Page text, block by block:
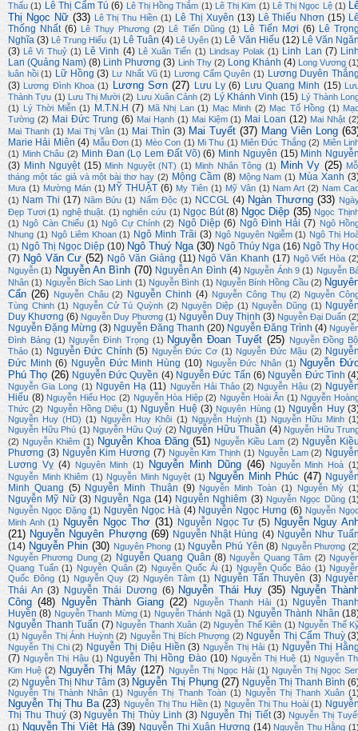
Thấu (1) Lê Thị Cẩm Tú (6) Lê Thị Hồng Thắm (1) Lê Thị Kim (1) Lê Thị Ngọc Lệ (1)
Thị Ngọc Nữ (33) Lê Thị Thu Hiền (1) Lê Thị Xuyên (13) Lê Thiếu Nhơn (15)
Thống Nhất (6) Lê Thụy Phương (2) Lê Tiến Dũng (1) Lê Tiến Mợi (6) Lê
Nghĩa (3) Lê Trung Hiếu (1) Lê Tuân (4) Lê Uyên (1) Lê Văn Hiếu (12) Lê Văn
(3) Lê Vi Thuỷ (1) Lê Vinh (4) Lê Xuân Tiến (1) Lindsay Polak (1) Linh Lan (7)
Lan (Quảng Nam) (8) Linh Phương (3) Linh Thy (2) Long Khánh (4) Long Vương
luân hồi (1) Lữ Hồng (3) Lư Nhất Vũ (1) Lương Cẩm Quyên (1) Lương Duyên
(3) Lương Đình Khoa (1) Lương Sơn (27) Lưu Ly (6) Lưu Quang Minh (15)
Thành Tựu (1) Lưu Thị Mười (2) Lưu Xuân Cảnh (2) Lý Khánh Vinh (15) Lý Thành
(1) Lý Thời Miễn (1) M.T.N.H (7) Mã Nhị Lan (1) Mạc Minh (2) Mạc Tố Hồng (1)
Tường (2) Mai Đức Trung (6) Mai Hạnh (1) Mai Kiệm (1) Mai Loan (12) Mai Nhật
Mai Thanh (1) Mai Thị Vân (1) Mai Thìn (3) Mai Tuyết (37) Mang Viên Long
Marie Hải Miên (4) Mẫu Đơn (1) Mèo Con (1) Mi Thu (1) Miên Đức Thắng (2) Miên
(1) Minh Châu (2) Minh Đan (Lọ Lem Đất Võ) (6) Minh Nguyên (15) Minh
(3) Minh Nguyệt (15) Minh Nguyệt (NT) (1) Minh Nhân Tông (1) Minh Vy (25)
tháng một tác giả và một bài thơ hay (2) Mộng Cầm (8) Mộng Nam (1) Mùa Xanh
Mưa (1) Mường Mán (1) MỸ THUẬT (6) My Tiên (1) Mỹ Vân (1) Nam Art (2) Nam
(1) Nam Thi (17) Năm Bửu (1) Nấm Độc (1) NCCGL (4) Ngàn Thương (33)
Đẹp Tươi (1) nghệ thuật. (1) nghiên cứu (1) Ngọc Bút (8) Ngọc Diệp (35) Ngọc
(1) Ngô Càn Chiểu (1) Ngô Cự Chính (2) Ngô Diệp (6) Ngô Đình Hải (7) Ngô
Nhung (1) Ngô Liêm Khoan (1) Ngô Minh Trãi (3) Ngô Nguyên Ngiễm (1) Ngô Thị
(1) Ngô Thị Ngọc Diệp (10) Ngô Thuý Nga (30) Ngô Thúy Nga (16) Ngô Thy
(7) Ngô Văn Cư (52) Ngô Văn Giảng (11) Ngô Văn Khanh (17) Ngô Viết Hòa
Nguyễn (1) Nguyễn An Bình (70) Nguyễn An Đình (4) Nguyễn Ánh 9 (1) Nguyễn
Nhân (1) Nguyễn Bích Sao Linh (1) Nguyễn Bình (1) Nguyễn Bính Hồng Cầu (2)
Cẩn (26) Nguyễn Châu (2) Nguyễn Chinh (4) Nguyễn Công Thụ (2) Nguyễn
Tùng Chinh (1) Nguyễn Cử Tú Quỳnh (2) Nguyên Diệp (1) Nguyễn Dũng (1)
Duy Khương (6) Nguyễn Duy Phương (1) Nguyễn Duy Thịnh (3) Nguyễn Đại Duẩn
Nguyễn Đặng Mừng (3) Nguyễn Đăng Thanh (20) Nguyễn Đăng Trình (4)
Đình Bảng (1) Nguyễn Đình Trọng (1) Nguyễn Đoan Tuyết (25)
Nguyễn Đồng
Thảo (1) Nguyễn Đức Chính (5) Nguyễn Đức Cơ (1) Nguyễn Đức Mậu (2)
Đức Minh (6) Nguyễn Đức Minh Hùng (10) Nguyễn Đức Nhân (1) Nguyễn
Phú Thọ (26) Nguyễn Đức Quyền (4) Nguyễn Đức Tấn (6) Nguyễn Đức Tình
Nguyễn Gia Long (1) Nguyên Hạ (11) Nguyễn Hải Thảo (2) Nguyễn Hậu (2)
Hiếu (8) Nguyễn Hiếu Học (2) Nguyễn Hòa Hiệp (2) Nguyễn Hoài Ân (1) Nguyễn
Thức (2) Nguyễn Hồng Diệu (1) Nguyễn Huệ (3) Nguyên Hùng (1) Nguyễn Huy
Nguyễn Huy (HD) (1) Nguyễn Huy Khôi (1) Nguyễn Huỳnh (1) Nguyễn Hữu Minh
Nguyễn Hữu Phú (1) Nguyễn Hữu Quý (2) Nguyễn Hữu Thuần (4) Nguyễn Hữu
(2) Nguyễn Khiêm (1) Nguyễn Khoa Đăng (51) Nguyễn Kiều Lam (2) Nguyễn
Phương (3) Nguyễn Kim Hương (7) Nguyễn Kim Thịnh (1) Nguyễn Lam (2)
Lương Vỵ (4) Nguyên Minh (1) Nguyễn Minh Dũng (46) Nguyễn Minh Hoà
Nguyễn Minh Khiêm (1) Nguyễn Minh Nguyệt (1) Nguyễn Minh Phúc (47)
Minh Quang (5) Nguyễn Minh Thuận (9) Nguyễn Minh Toàn (1) Nguyễn Mỳ
Nguyễn Mỹ Nữ (3) Nguyễn Nga (14) Nguyễn Nghiêm (3) Nguyễn Ngọc Dũng
Nguyễn Ngọc Đặng (1) Nguyễn Ngọc Hà (4) Nguyễn Ngọc Hưng (6) Nguyễn
Minh Anh (1) Nguyễn Ngọc Thơ (31) Nguyễn Ngọc Tư (5) Nguyễn Nguy
(21) Nguyễn Nguyên Phượng (69) Nguyễn Nhật Hùng (4) Nguyễn Như
(14) Nguyễn Phin (30) Nguyên Phong (1) Nguyễn Phú Yên (8) Nguyễn Phượng
Nguyễn Phương Dung (2) Nguyễn Quang Quân (8) Nguyễn Quang Tâm (2)
Quang Tuấn (1) Nguyễn Quân (2) Nguyễn Quốc Ái (1) Nguyễn Quốc Bảo (1)
Quốc Đông (1) Nguyễn Quy (2) Nguyên Tâm (1) Nguyễn Tấn Thuyên (3)
Thái An (3) Nguyễn Thái Dương (6) Nguyễn Thái Huy (35) Nguyễn
Công (48) Nguyễn Thành Giang (22) Nguyễn Thanh Hải (1)
Nguyễn
Huyền (8) Nguyễn Thanh Mừng (1) Nguyễn Thánh Ngã (1) Nguyễn Thành Nhân
Nguyễn Thanh Tuấn (7) Nguyễn Thanh Xuân (2) Nguyễn Thế Kiên (1) Nguyễn Thế
(1) Nguyễn Thị Ánh Huỳnh (2) Nguyễn Thị Bích Phượng (2) Nguyễn Thị Cẩm Thuỳ
Nguyễn Thị Chi (2) Nguyễn Thị Diệu Hiền (3) Nguyễn Thị Hải (1) Nguyễn Thị
(7) Nguyễn Thị Hậu (1) Nguyễn Thị Hồng Đào (10) Nguyễn Thị Huệ (1) Nguyễn
Kim Huệ (2) Nguyễn Thị Mây (127) Nguyễn Thị Ngọc Hải (1) Nguyễn Thị Ngọc
(2) Nguyễn Thị Như Tâm (3) Nguyễn Thị Phụng (27) Nguyễn Thị Thanh Bình
Nguyễn Thị Thành Nhân (1) Nguyễn Thị Thanh Toàn (1) Nguyễn Thị Thanh Xuân
Nguyễn Thị Thu Ba (23) Nguyễn Thị Thu Hiền (1) Nguyễn Thị Thu Hoài (1)
Thị Thu Thuý (3) Nguyễn Thị Thùy Linh (3) Nguyễn Thị Tiết (3) Nguyễn Thị
(1) Nguyễn Thị Việt Hà (39) Nguyễn Thị Xuân Hương (14) Nguyễn Thu Hằng